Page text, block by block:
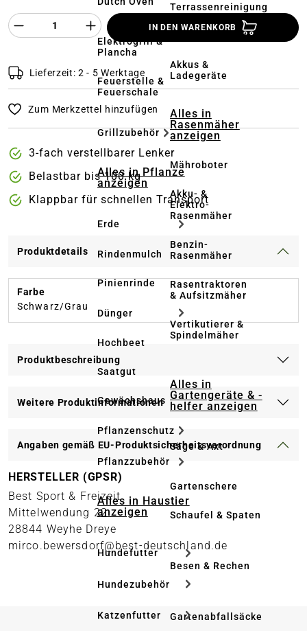
Elektrogrill &
Plancha
Feuerstelle &
Feuerschale
Grillzubehör
Alles in Pflanze
anzeigen
Erde
Rindenmulch
Pinienrinde
Dünger
Hochbeet
Saatgut
Gewächshaus
Pflanzenschutz
Pflanzzubehör
Alles in Haustier
anzeigen
Hundefutter
Hundezubehör
Katzenfutter
Terrassenreinigung
Kehrmaschinen
Akkus &
Ladegeräte
Alles in
Rasenmäher
anzeigen
Mähroboter
Akku- &
Elektro-
Rasenmäher
Benzin-
Rasenmäher
Rasentraktoren
& Aufsitzmäher
Vertikutierer &
Spindelmäher
Alles in
Gartengeräte & -
helfer anzeigen
Säge & Axt
Gartenschere
Schaufel & Spaten
Besen & Rechen
Gartenabfallsäcke
Produkt Anzahl des Produktes
IN DEN WARENKORB
Lieferzeit: 2 - 5 Werktage
Zum Merkzettel hinzufügen
3-fach verstellbarer Lenker
Belastbar bis 100 kg
Klappbar für schnellen Transport
Produktdetails
Farbe
Schwarz/Grau
Produktbeschreibung
Weitere Produktinformationen
Angaben gemäß EU-Produktsicherheitsverordnung
HERSTELLER (GPSR)
Best Sport & Freizeit
Mittelwendung 22
28844 Weyhe Dreye
mirco.bewersdorf@best-deutschland.de